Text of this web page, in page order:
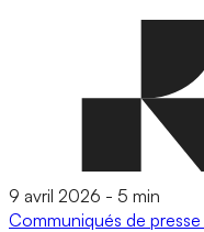
9 avril 2026 - 5 min
Communiqués de presse